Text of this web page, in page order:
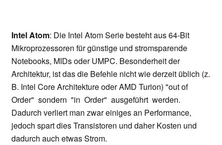
Intel Atom: Die Intel Atom Serie besteht aus 64-Bit
Mikroprozessoren für günstige und stromsparende
Notebooks, MIDs oder UMPC. Besonderheit der
Architektur, ist das die Befehle nicht wie derzeit üblich (z.
B. Intel Core Architekture oder AMD Turion) "out of
Order" sondern "in Order" ausgeführt werden.
Dadurch verliert man zwar einiges an Performance,
jedoch spart dies Transistoren und daher Kosten und
dadurch auch etwas Strom.